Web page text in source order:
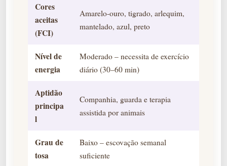
Cores
aceitas
(FCI)
Amarelo-ouro, tigrado, arlequim,
mantelado, azul, preto
Nível de
energia
Moderado – necessita de exercício
diário (30–60 min)
Aptidão
principa
l
Companhia, guarda e terapia
assistida por animais
Grau de
tosa
Baixo – escovação semanal
suficiente